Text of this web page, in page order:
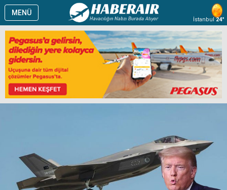
MENÜ
İstanbul24°